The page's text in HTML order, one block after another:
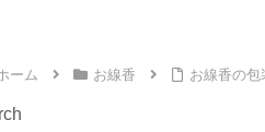
ーム お線香 お線香の包